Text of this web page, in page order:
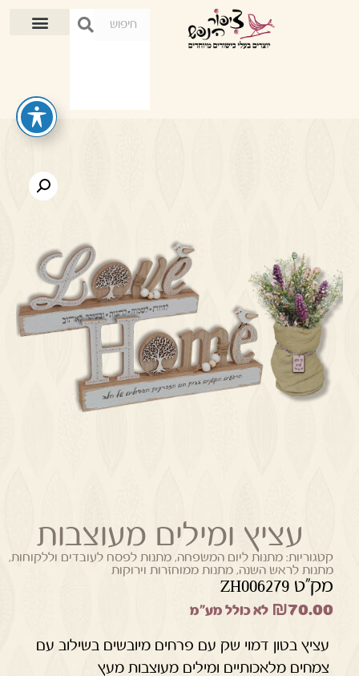
עציץ ומילים מעוצבות
קטגוריות: מתנות ליום המשפחה,מתנות לפסח לעובדים וללקוחות,
מתנות לראש השנה,מתנות ממוחזרות וירוקות
מק"ט ZH006279
₪70.00 לא כולל מע"מ
עציץ בטון דמוי שק עם פרחים מיובשים בשילוב עם
צמחים מלאכותיים ומילים מעוצבות מעץ